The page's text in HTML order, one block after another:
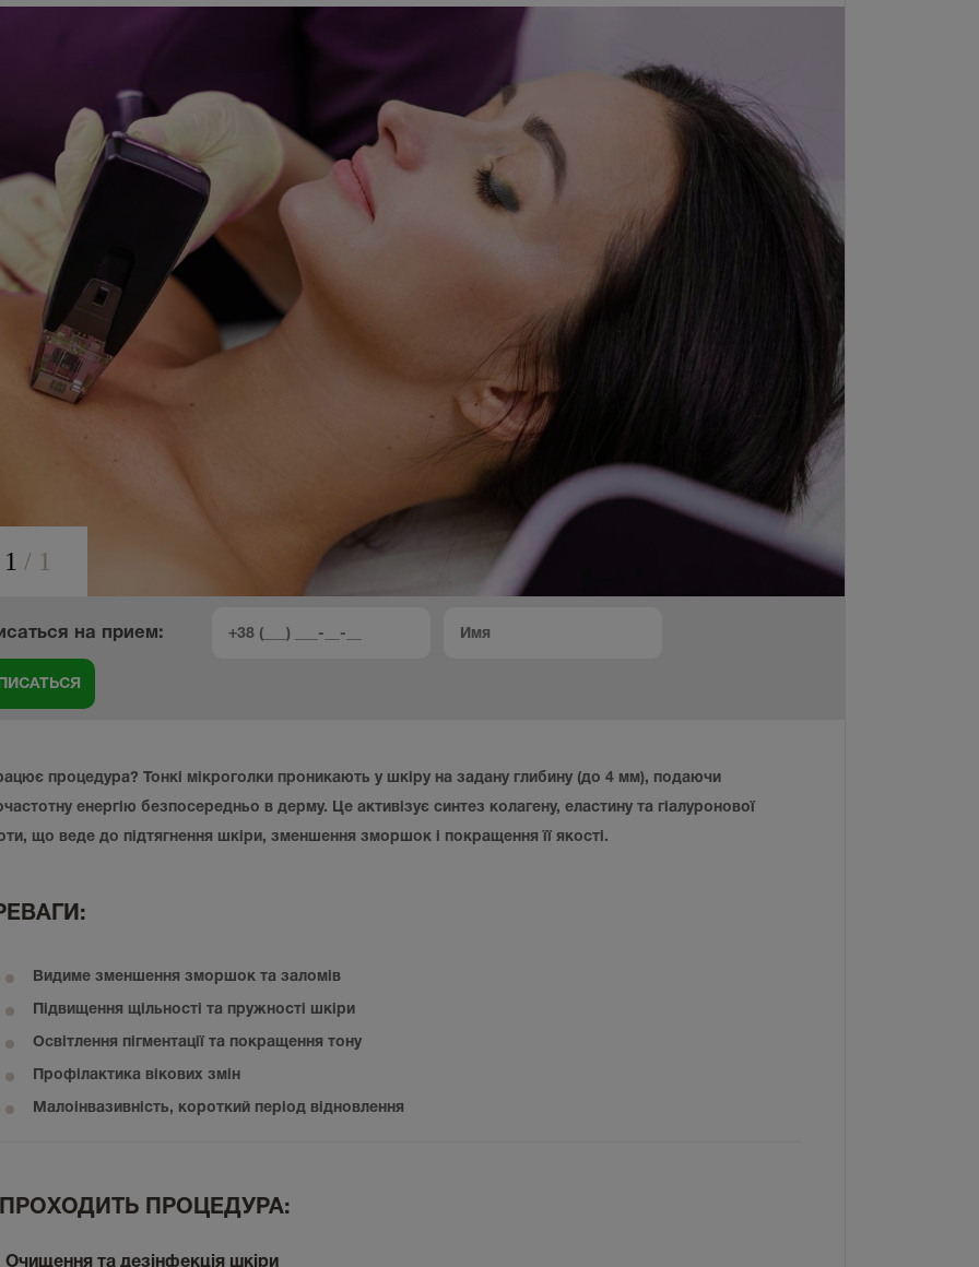
1 / 1
на прием:
процедура? Тонкі мікроголки проникають у шкіру на задану глибину (до 4 мм), подаючи
енергію безпосередньо в дерму. Це активізує синтез колагену, еластину та гіалуронової
що веде до підтягнення шкіри, зменшення зморшок і покращення її якості.
Видиме зменшення зморшок та заломів
Підвищення щільності та пружності шкіри
Освітлення пігментації та покращення тону
Профілактика вікових змін
Малоінвазивність, короткий період відновлення
ПРОЦЕДУРА:
Очищення та дезінфекція шкіри